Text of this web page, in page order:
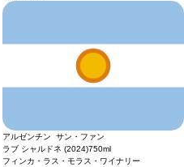
アルゼンチン サン・ファン
ラブ シャルドネ (2024)750ml
フィンカ・ラス・モラス・ワイナリー